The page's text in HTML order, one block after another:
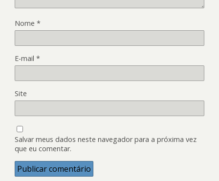
Nome *
E-mail *
Site
Salvar meus dados neste navegador para a próxima vez
que eu comentar.